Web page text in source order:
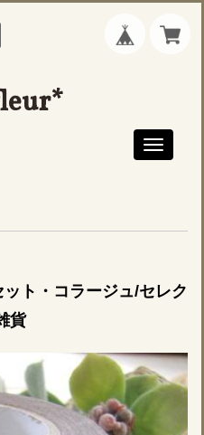
Toggle
ト・コラージュ/セレク
貨